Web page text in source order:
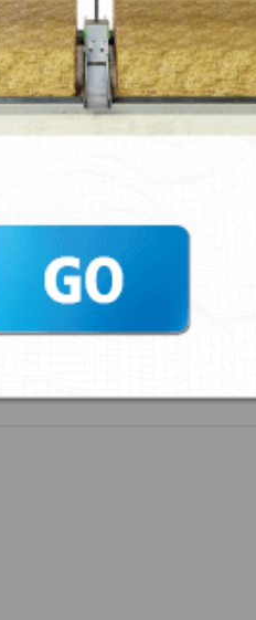
Gran Akustik 2 + Sylomer®60 Tipo B